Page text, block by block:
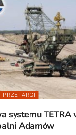
PRZETARGI
systemu TETRA
Adamów